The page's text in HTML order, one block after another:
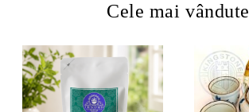
Cele mai vândute